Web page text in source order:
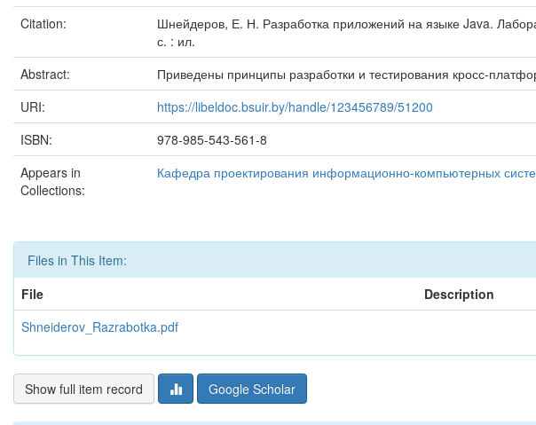
Citation:
Шнейдеров, Е. Н. Разработка приложений на языке Java.
с. : ил.
Abstract:
Приведены принципы разработки и тестирования кросс-
URI:
https://libeldoc.bsuir.by/handle/123456789/51200
ISBN:
978-985-543-561-8
Appears in
Collections:
Кафедра проектирования информационно-компьютерных
Files in This Item:
File
Description
Shneiderov_Razrabotka.pdf
Show full item record Google Scholar